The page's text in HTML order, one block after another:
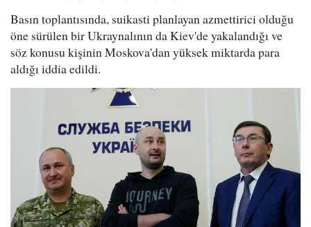
Basın toplantısında, suikasti planlayan azmettirici olduğu
öne sürülen bir Ukraynalının da Kiev'de yakalandığı ve
söz konusu kişinin Moskova'dan yüksek miktarda para
aldığı iddia edildi.